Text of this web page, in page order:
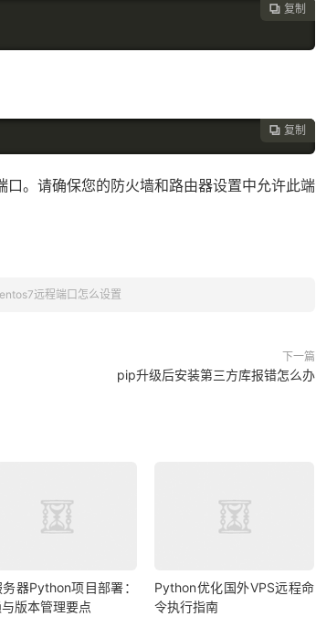
 复制
 复制
。请确保您的防火墙和路由器设置中允许此端
远程端口怎么设置
下一篇
pip升级后安装第三方库报错怎么办
器Python项目部署：
版本管理要点
Python优化国外VPS远程命
令执行指南